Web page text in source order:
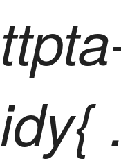
idy{